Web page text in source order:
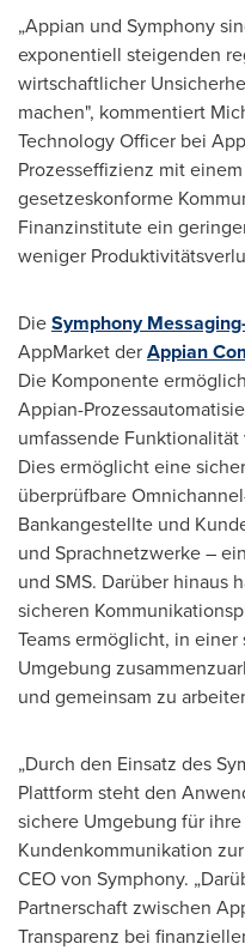
„Appian und Symphony
exponentiell steigenden
wirtschaftlicher
machen", kommentiert
Technology Officer bei
Prozesseffizienz mit
gesetzeskonforme
Finanzinstitute ein
weniger
DieSymphony
AppMarket derAppian
Die Komponente
Appian-
umfassende
Dies ermöglicht eine
überprüfbare
Bankangestellte und
und Sprachnetzwerke –
und SMS. Darüber hinaus
sicheren
Teams ermöglicht, in
Umgebung
und gemeinsam zu
„Durch den Einsatz des
Plattform steht den
sichere Umgebung für
Kundenkommunikation
CEOvon Symphony.
Partnerschaft zwischen
Transparenz bei